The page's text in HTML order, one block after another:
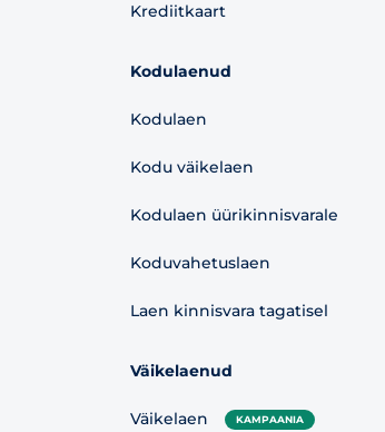
Krediitkaart
Kodulaenud
Kodulaen
Kodu väikelaen
Kodulaen üürikinnisvarale
Koduvahetuslaen
Laen kinnisvara tagatisel
Väikelaenud
Väikelaen KAMPAANIA